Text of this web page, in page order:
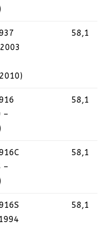
58,1
–
58,1
–
58,1
58,1